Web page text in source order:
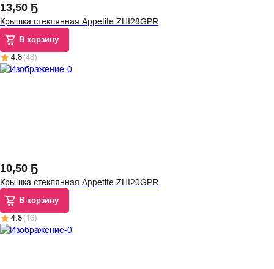
13,50 Ҕ
Крышка стеклянная Appetite ZHI28GPR
В корзину
4.8 (48)
10,50 Ҕ
Крышка стеклянная Appetite ZHI20GPR
В корзину
4.8 (16)